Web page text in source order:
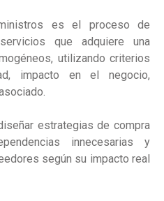
es el proceso de
que adquiere una
utilizando criterios
impacto en el negocio,
estrategias de compra
innecesarias y
según su impacto real